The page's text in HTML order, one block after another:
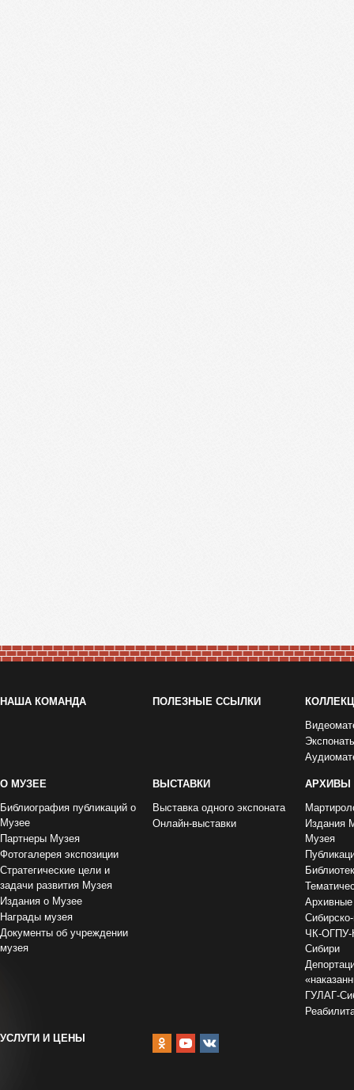
НАША КОМАНДА ПОЛЕЗНЫЕ ССЫЛКИ
О МУЗЕЕ
Библиография публикаций о
Музее
Партнеры Музея
Фотогалерея экспозиции
Стратегические цели и
задачи развития Музея
Издания о Музее
Награды музея
Документы об учреждении
музея
ВЫСТАВКИ
Выставка одного экспоната
Онлайн-выставки
АРХИВЫ
Издания
Музея
ЧК-
Сибири
ГУЛАГ-
УСЛУГИ И ЦЕНЫ